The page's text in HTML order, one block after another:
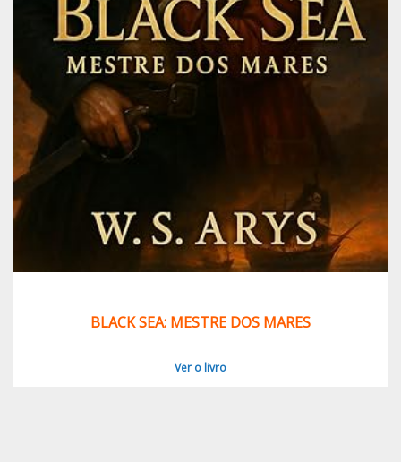
BLACK SEA: MESTRE DOS MARES
Ver o livro